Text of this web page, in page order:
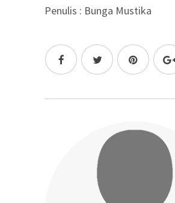
Penulis : Bunga Mustika